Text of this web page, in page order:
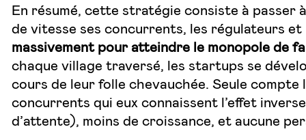
En résumé, cette stratégie consiste à passer
de vitesse ses concurrents, les régulateurs
massivement pour atteindre le monopole de
chaque village traversé, les startups se
cours de leur folle chevauchée. Seule compte
concurrents qui eux connaissent l’effet
d’attente), moins de croissance, et aucune